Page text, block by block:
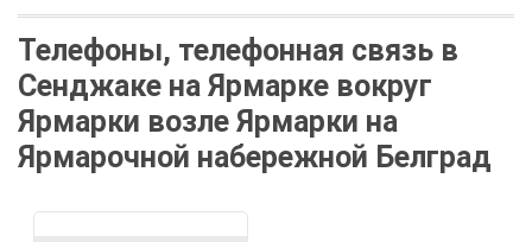
Телефоны, телефонная связь в
Сенджаке на Ярмарке вокруг
Ярмарки возле Ярмарки на
Ярмарочной набережной Белград